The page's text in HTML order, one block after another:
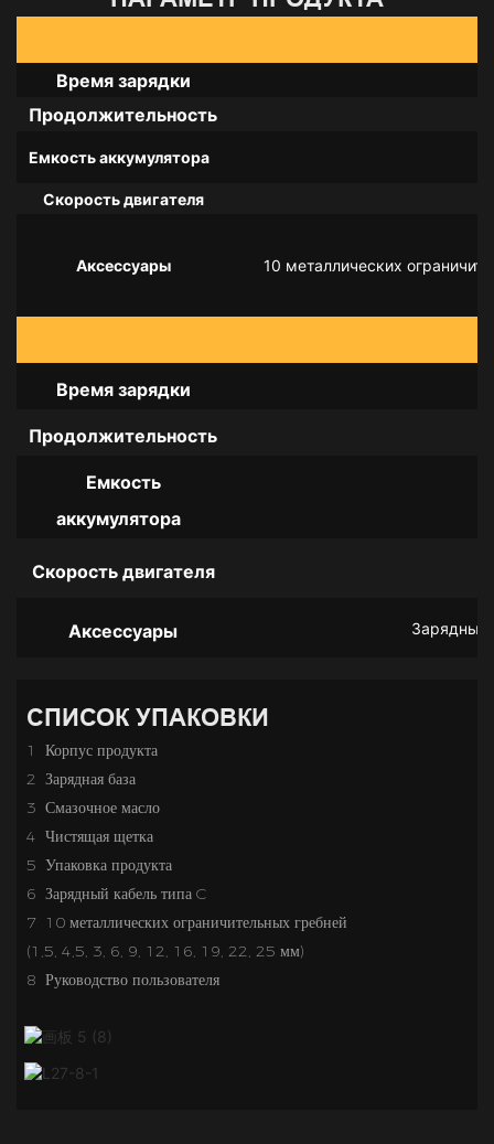
Время зарядки
Продолжительность
Емкость аккумулятора
Скорость двигателя
Аксессуары 10 металлических
Время зарядки
Продолжительность
Емкость
аккумулятора
Скорость двигателя
Аксессуары Зарядный
СПИСОК УПАКОВКИ
1 Корпус продукта
2 Зарядная база
3 Смазочное масло
4 Чистящая щетка
5 Упаковка продукта
6 Зарядный кабель типа C
7 10 металлических ограничительных гребней
(1,5, 4,5, 3, 6, 9, 12, 16, 19, 22, 25 мм)
8 Руководство пользователя